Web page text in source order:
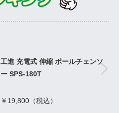
工進 充電式 伸縮 ポールチェンソ
ー SPS-180T
￥19,800（税込）